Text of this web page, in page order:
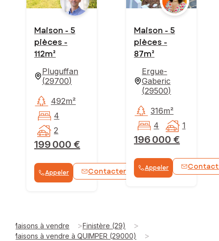
Maison - 5
pièces -
112m²
Pluguffan
(29700)
199 000 €
492m²
4
2
Appeler Contacter WhatsApp
Maison - 5
pièces -
87m²
Ergue-
Gaberic
(29500)
196 000 €
316m²
4
1
Appeler
Maisons à vendre >Finistère (29) >
Maisons à vendre à QUIMPER (29000) >